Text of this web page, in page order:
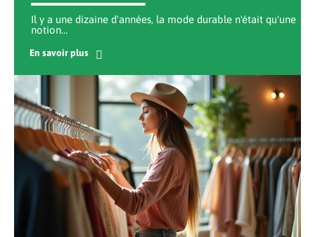
Il y a une dizaine d'années, la mode durable n'était qu'une
notion…
En savoir plus